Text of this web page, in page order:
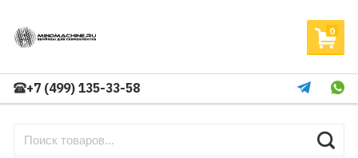
0
+7 (499) 135-33-58